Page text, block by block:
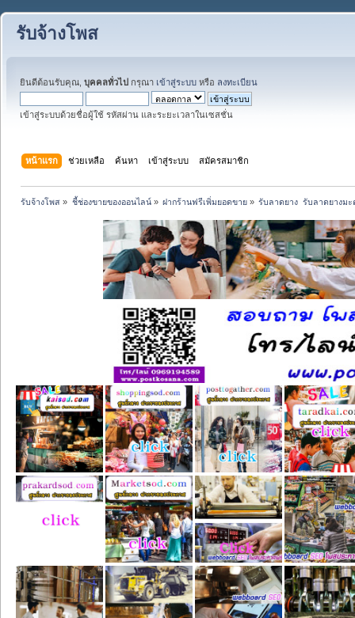
รับจ้างโพส
ยินดีต้อนรับคุณ, บุคคลทั่วไป กรุณา เข้าสู่ระบบ หรือ ลงทะเบียน
เข้าสู่ระบบด้วยชื่อผู้ใช้ รหัสผ่าน และระยะเวลาในเซสชั่น
หน้าแรก ช่วยเหลือ ค้นหา เข้าสู่ระบบ สมัครสมาชิก
รับจ้างโพส » ชี้ช่องขายของออนไลน์» ฝากร้านฟรีเพิ่มยอดขาย» รับลาดยาง  รับลาดยางม